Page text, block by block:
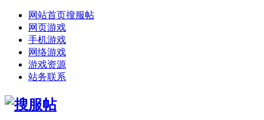
网站首页搜服帖
网页游戏
手机游戏
网络游戏
游戏资源
站务联系